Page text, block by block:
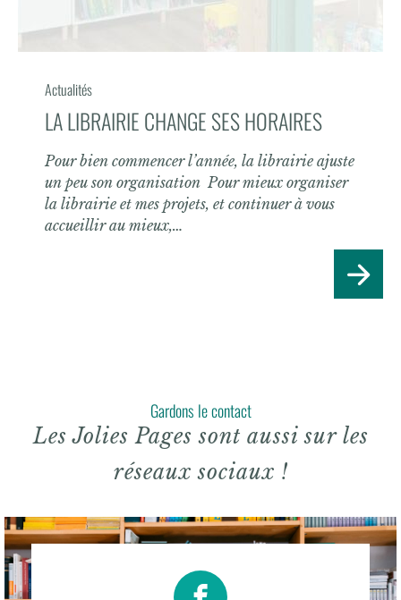
Actualités
LA LIBRAIRIE CHANGE SES HORAIRES
Pour bien commencer l’année, la librairie ajuste
un peu son organisation Pour mieux organiser
la librairie et mes projets, et continuer à vous
accueillir au mieux,…
Gardons le contact
Les Jolies Pages sont aussi sur les
réseaux sociaux !